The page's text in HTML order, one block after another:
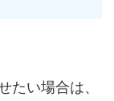
たい場合は、